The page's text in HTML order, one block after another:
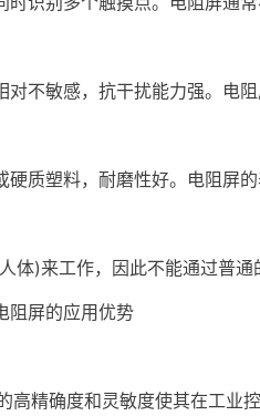
不敏感，抗干扰能力强。电
质塑料，耐磨性好。电阻屏
体)来工作，因此不能通过普
阻屏的应用优势
高精确度和灵敏度使其在工业